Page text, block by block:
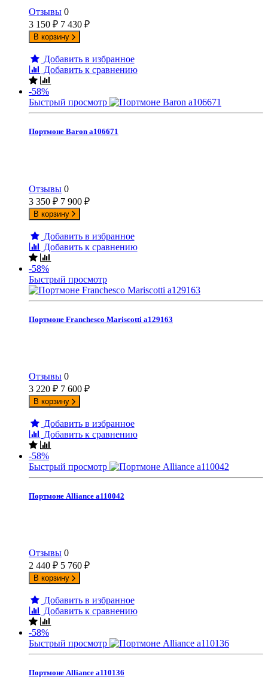
Отзывы 0
3 150 ₽ 7 430 ₽
В корзину
Добавить в избранное
Добавить к сравнению
-58%
Быстрый просмотр
Портмоне Baron а106671
Отзывы 0
3 350 ₽ 7 900 ₽
В корзину
Добавить в избранное
Добавить к сравнению
-58%
Быстрый просмотр
Портмоне Franchesco Mariscotti а129163
Отзывы 0
3 220 ₽ 7 600 ₽
В корзину
Добавить в избранное
Добавить к сравнению
-58%
Быстрый просмотр
Портмоне Alliance а110042
Отзывы 0
2 440 ₽ 5 760 ₽
В корзину
Добавить в избранное
Добавить к сравнению
-58%
Быстрый просмотр
Портмоне Alliance а110136